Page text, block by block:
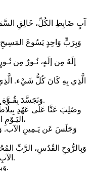
آبٍ ضَابِطِ الكُلِّ، خَالِقِ
وَبِرَبٍّ وَاحِدٍ يَسُوعَ المَسِيحِ،
إلَهٌ مِن إلَهٍ، نُـورٌ مِن
الَّذِي بِهِ كَانَ كُلُّ شَيْء.
وَتَجَسَّدَ بِقُـوَّةِ الرُّوحِ القُدُس، مِنْ مَرْيَمَ العَذْرَاءِ، وَتَـأَنَّس.
وصُلِبَ عَنَّا عَلَى عَهْدِ
اليَـوْمِ الثَّالِثِ، كَمَا في الكُتُب، وَصَعِدَ إلَى السَّمَاءِ،
وَجَلَسَ عَن يَـمِينِ الآب.
وَبِالرُّوحِ القُدُسِ، الرَّبِّ
الآبِ وَالاِبنِ يُسْجَدُ لَهُ ويـُمَجَّد: الَنَاطِقِ بالأَنْـبِيَاء.
وَبِكَنِـيسَةٍ وَاحِدَة، مُقَدَّسَة، جَامِعَة، رَسُولِـيَّة.